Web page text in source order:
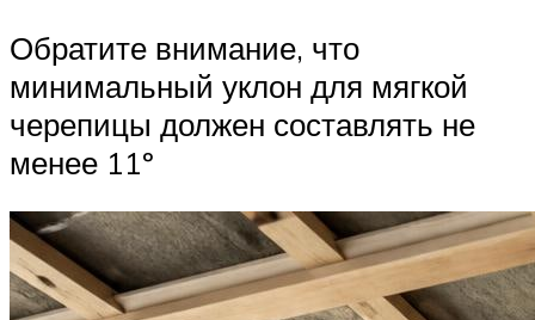
Обратите внимание, что
минимальный уклон для мягкой
черепицы должен составлять не
менее 11º